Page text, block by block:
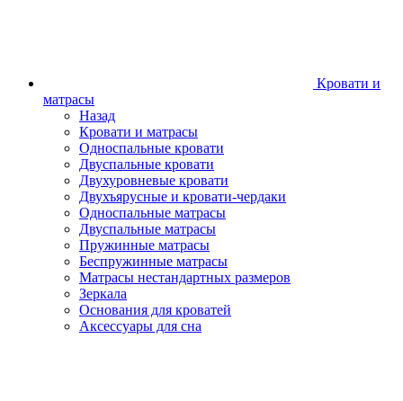
Кровати и
матрасы
Назад
Кровати и матрасы
Односпальные кровати
Двуспальные кровати
Двухуровневые кровати
Двухъярусные и кровати-чердаки
Односпальные матрасы
Двуспальные матрасы
Пружинные матрасы
Беспружинные матрасы
Матрасы нестандартных размеров
Зеркала
Основания для кроватей
Аксессуары для сна